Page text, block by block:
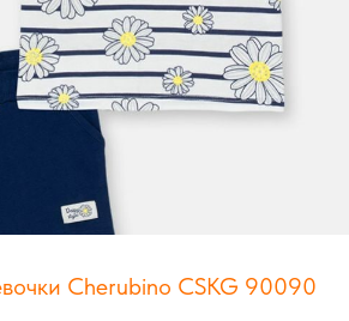
Cherubino CSKG 90090